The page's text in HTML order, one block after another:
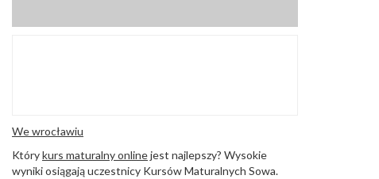
We wrocławiu
Którykurs maturalny onlinejest najlepszy? Wysokie
wyniki osiągają uczestnicy Kursów Maturalnych Sowa.